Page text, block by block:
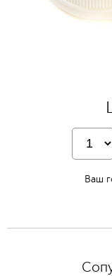
Ваш